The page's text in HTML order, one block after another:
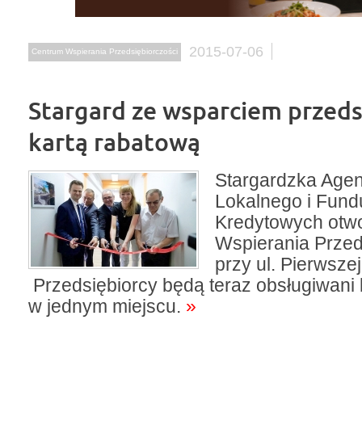
Centrum Wspierania Przedsiębiorczości 2015-07-06
Stargard ze wsparciem
kartą rabatową
Stargardzka
Lokalnego i
Kredytowych
Wspierania
przy ul.
Przedsiębiorcy będą teraz
w jednym miejscu. »